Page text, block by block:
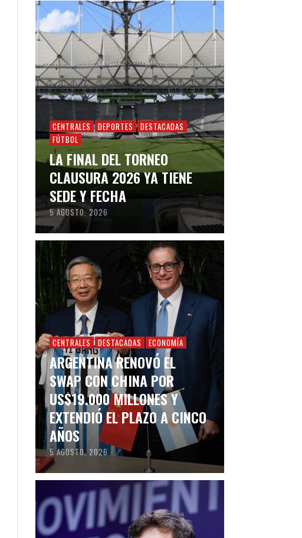
CENTRALES DEPORTES
DESTACADAS
FÚTBOL
LA FINAL DEL TORNEO
CLAUSURA 2026 YA TIENE
SEDE Y FECHA
5 AGOSTO, 2026
CENTRALES DESTACADAS ECONOMÍA
ARGENTINA RENOVÓ EL
SWAP CON CHINA POR
US$19.000 MILLONES Y
EXTENDIÓ EL PLAZO A CINCO
AÑOS
5 AGOSTO, 2026